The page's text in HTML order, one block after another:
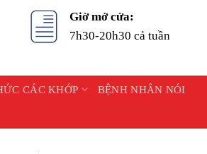
Giờ mở cửa:
7h30-20h30 cả tuần
CÁC KHỚP BỆNH NHÂN NÓI